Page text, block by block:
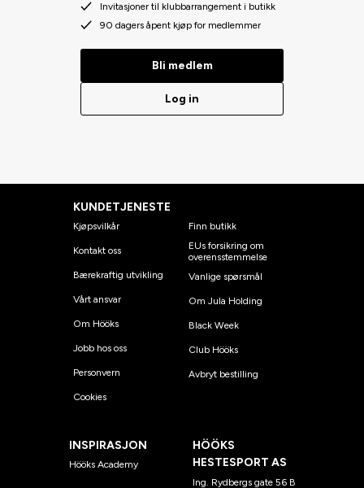
Invitasjoner til klubbarrangement i butikk
90 dagers åpent kjøp for medlemmer
Bli medlem
Log in
KUNDETJENESTE
Kjøpsvilkår
Kontakt oss
Bærekraftig utvikling
Vårt ansvar
Om Hööks
Jobb hos oss
Personvern
Cookies
Finn butikk
EUs forsikring om
overensstemmelse
Vanlige spørsmål
Om Jula Holding
Black Week
Club Hööks
Avbryt bestilling
INSPIRASJON
Hööks Academy
HÖÖKS
HESTESPORT AS
Ing. Rydbergs gate 56 B